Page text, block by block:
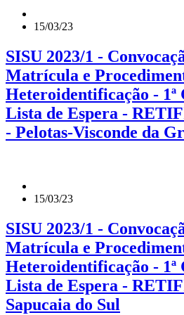
15/03/23
SISU 2023/1 -
Matrícula e
Heteroidentificação - 1ª
Lista de Espera -
- Pelotas-Visconde da
15/03/23
SISU 2023/1 -
Matrícula e
Heteroidentificação - 1ª
Lista de Espera -
Sapucaia do Sul